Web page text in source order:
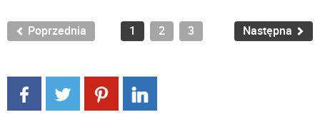
Poprzednia 1 2 3 Następna